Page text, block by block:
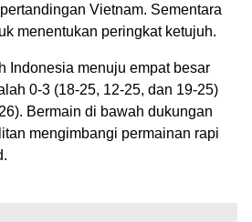
Vietnam. Sementara
menentukan peringkat ketujuh.
Indonesia menuju empat besar
0-3 (18-25, 12-25, dan 19-25)
Bermain di bawah dukungan
mengimbangi permainan rapi